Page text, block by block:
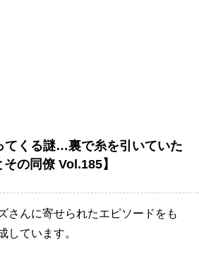
てくる謎…裏で糸を引いていた
の同僚 Vol.185】
さんに寄せられたエピソードをも
しています。